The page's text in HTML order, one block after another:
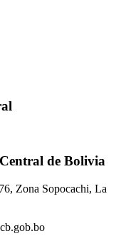
de Bolivia
Zona Sopocachi, La